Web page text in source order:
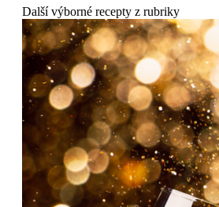
Další výborné recepty z rubriky